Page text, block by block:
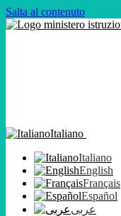
Salta al contenuto
Italiano
Italiano
English
Français
Español
عربى